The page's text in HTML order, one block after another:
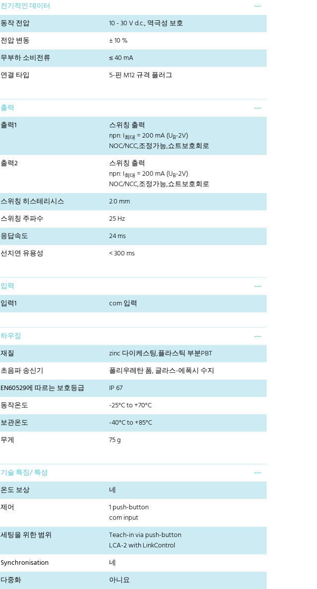
전기적인 데이터
동작 전압
10 - 30 V d.c., 역극성 보호
전압 변동
± 10 %
무부하 소비전류
≤ 40 mA
연결 타입
5-핀 M12 규격 플러그
출력
출력1
스위칭 출력
npn: I최대 = 200 mA (UB-2V)
NOC/NCC,조정가능,쇼트보호회로
출력2
스위칭 출력
npn: I최대 = 200 mA (UB-2V)
NOC/NCC,조정가능,쇼트보호회로
스위칭 히스테리시스
2.0 mm
스위칭 주파수
25 Hz
응답속도
24 ms
선지연 유용성
< 300 ms
입력
입력1
com 입력
하우징
재질
zinc 다이케스팅,플라스틱 부분PBT
초음파 송신기
폴리우레탄 폼, 글라스-에폭시 수지
EN60529에 따르는 보호등급
IP 67
동작온도
-25°C to +70°C
보관온도
-40°C to +85°C
무게
75 g
기술 특징/ 특성
온도 보상
네
제어
1 push-button
com input
세팅을 위한 범위
Teach-in via push-button
LCA-2 with LinkControl
Synchronisation
네
다중화
아니요